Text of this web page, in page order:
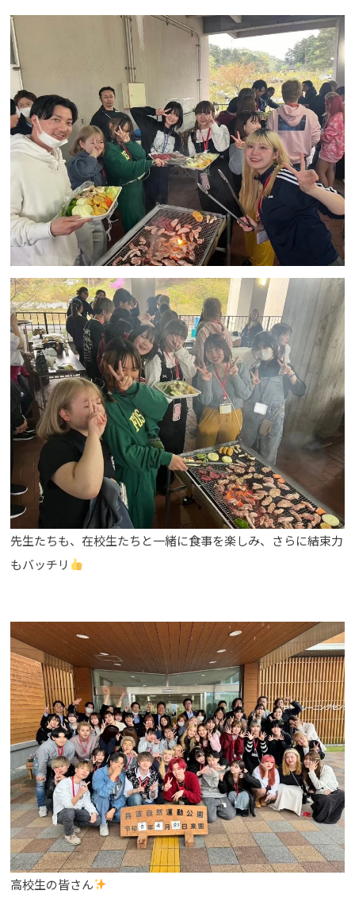
先生たちも、在校生たちと一緒に食事を楽しみ、さらに結束力
もバッチリ
高校生の皆さん